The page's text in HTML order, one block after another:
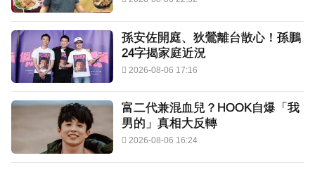
孫安佐開庭、狄鶯離台散心！孫鵬
24字揭家庭近況
2026-08-06 17:16
富二代兼混血兒？HOOK自爆「我
男的」真相大反轉
2026-08-06 16:24